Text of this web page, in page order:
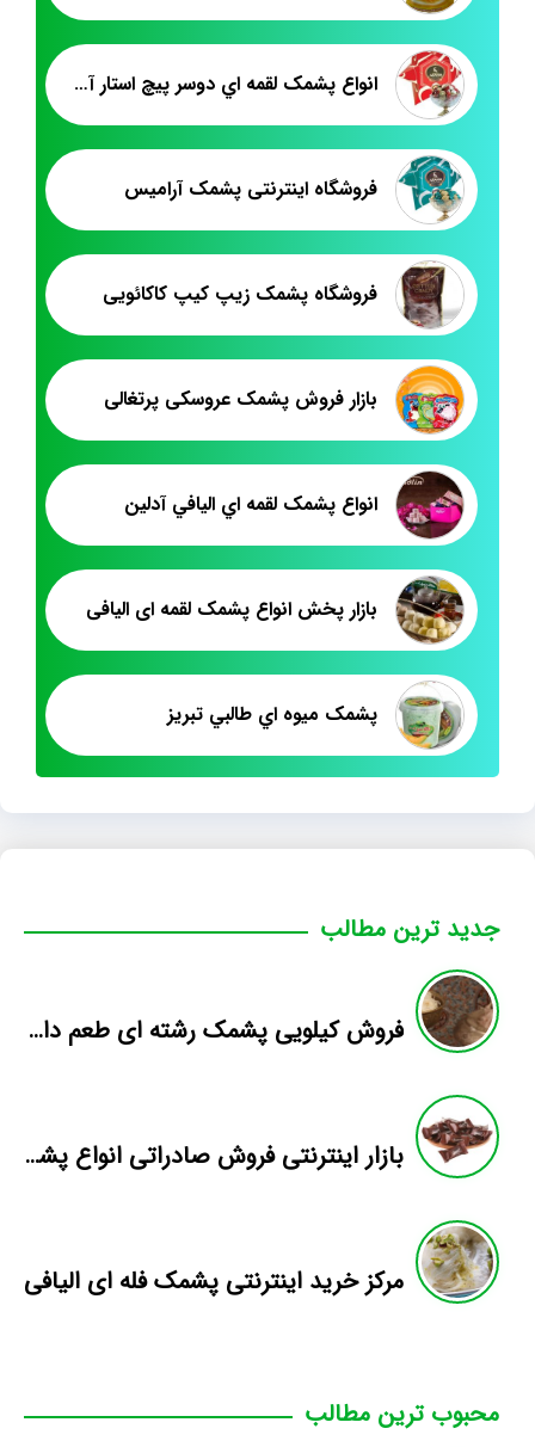
انواع پشمک لقمه اي دوسر پيچ استار آراميس
فروشگاه اینترنتی پشمک آرامیس
فروشگاه پشمک زیپ کیپ کاکائویی
بازار فروش پشمک عروسکی پرتغالی
انواع پشمک لقمه اي اليافي آدلين
بازار پخش انواع پشمک لقمه ای الیافی
پشمک ميوه اي طالبي تبريز
جدید ترین مطالب
فروش کیلویی پشمک رشته ای طعم دار میوه
بازار اینترنتی فروش صادراتی انواع پشمک الیافی/شکلاتی
مرکز خرید اینترنتی پشمک فله ای الیافی
محبوب ترین مطالب